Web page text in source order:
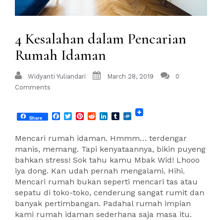
4 Kesalahan dalam Pencarian
Rumah Idaman
Widyanti Yuliandari March 28, 2019
0
Comments
Share Facebook
TwitterPinterest
RedditLinkedIn
Tumblr
Folkd
Mencari rumah idaman. Hmmm… terdengar
manis, memang. Tapi kenyataannya, bikin puyeng
bahkan stress! Sok tahu kamu Mbak Wid! Lhooo
iya dong. Kan udah pernah mengalami. Hihi.
Mencari rumah bukan seperti mencari tas atau
sepatu di toko-toko, cenderung sangat rumit dan
banyak pertimbangan. Padahal rumah impian
kami rumah idaman sederhana saja masa itu.